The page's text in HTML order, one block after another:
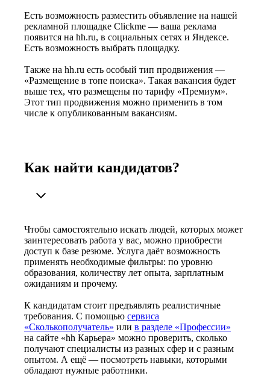
Есть возможность разместить объявление на нашей
рекламной площадке Clickme — ваша реклама
появится на hh.ru, в социальных сетях и Яндексе.
Есть возможность выбрать площадку.
Также на hh.ru есть особый тип продвижения —
«Размещение в топе поиска». Такая вакансия будет
выше тех, что размещены по тарифу «Премиум».
Этот тип продвижения можно применить в том
числе к опубликованным вакансиям.
Как найти кандидатов?
Чтобы самостоятельно искать людей, которых может
заинтересовать работа у вас, можно приобрести
доступ к базе резюме. Услуга даёт возможность
применять необходимые фильтры: по уровню
образования, количеству лет опыта, зарплатным
ожиданиям и прочему.
К кандидатам стоит предъявлять реалистичные
требования. С помощью сервиса
«Сколькополучатель» или в разделе «Профессии»
на сайте «hh Карьера» можно проверить, сколько
получают специалисты из разных сфер и с разным
опытом. А ещё — посмотреть навыки, которыми
обладают нужные работники.